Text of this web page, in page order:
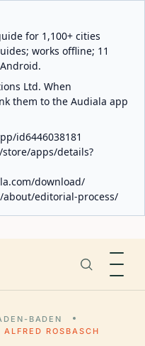
for 1,100+ cities
works offline; 11
Ltd. When
them to the Audiala app
id6446038181
apps/details?
download/
about/editorial-process/
BADEN
ROSBASCH